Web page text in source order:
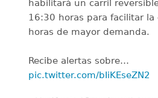
habilitará un carril
16:30 horas para facilitar la
horas de mayor demanda.
Recibe alertas sobre…
pic.twitter.com/bIiKEseZN2